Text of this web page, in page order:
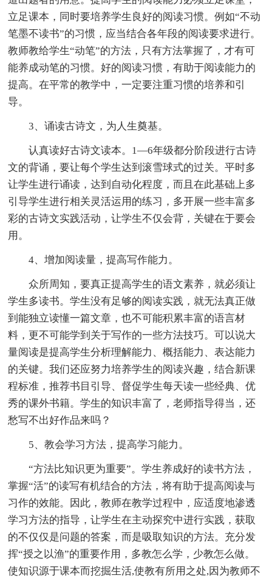
立足课本，同时要培养学生良好的阅读习惯。例如“不动
笔墨不读书”的习惯，应当结合各年段的阅读要求进行。
教师教给学生“动笔”的方法，只有方法掌握了，才有可
能养成动笔的习惯。好的阅读习惯，有助于阅读能力的
提高。在平常的教学中，一定要注重习惯的培养和引
导。
3、诵读古诗文，为人生奠基。
认真读好古诗文读本。1—6年级都分阶段进行古诗
文的背诵，要让每个学生达到滚雪球式的过关。平时多
让学生进行诵读，达到自动化程度，而且在此基础上多
引导学生进行相关灵活运用的练习，多开展一些丰富多
彩的古诗文实践活动，让学生不仅会背，关键在于要会
用。
4、增加阅读量，提高写作能力。
众所周知，要真正提高学生的语文素养，就必须让
学生多读书。学生没有足够的阅读实践，就无法真正做
到能独立读懂一篇文章，也不可能积累丰富的语言材
料，更不可能学到关于写作的一些方法技巧。可以说大
量阅读是提高学生分析理解能力、概括能力、表达能力
的关键。我们还应努力培养学生的阅读兴趣，结合新课
程标准，推荐书目引导、督促学生每天读一些经典、优
秀的课外书籍。学生的知识丰富了，老师指导得当，还
愁写不出好作品来吗？
5、教会学习方法，提高学习能力。
“方法比知识更为重要”。学生养成好的读书方法，
掌握“活”的读写有机结合的方法，将有助于提高阅读与
习作的效能。因此，教师在教学过程中，应适度地渗透
学习方法的指导，让学生在主动探究中进行实践，获取
的不仅仅是问题的答案，而是吸取知识的方法。充分发
挥“授之以渔”的重要作用，多教怎么学，少教怎么做。
使知识源于课本而挖掘生活,使教有所用之处,因为教师不